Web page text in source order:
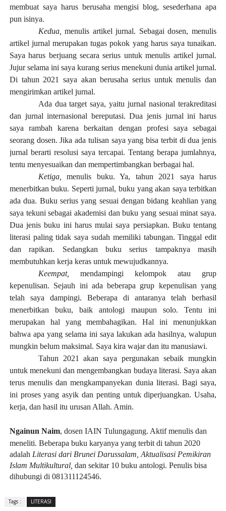
membuat saya harus berusaha mengisi blog, sesederhana apa
pun isinya.
Kedua,menulis artikel jurnal. Sebagai dosen, menulis
artikel jurnal merupakan tugas pokok yang harus saya tunaikan.
Saya harus berjuang secara serius untuk menulis artikel jurnal.
Jujur selama ini saya kurang serius menekuni dunia artikel jurnal.
Di tahun 2021 saya akan berusaha serius untuk menulis dan
mengirimkan artikel jurnal.
Ada dua target saya, yaitu jurnal nasional terakreditasi
dan jurnal internasional bereputasi. Dua jenis jurnal ini harus
saya rambah karena berkaitan dengan profesi saya sebagai
seorang dosen. Jika ada tulisan saya yang bisa terbit di dua jenis
jurnal berarti resolusi saya tercapai. Tentang berapa jumlahnya,
tentu menyesuaikan dan mempertimbangkan berbagai hal.
Ketiga,menulis buku. Ya, tahun 2021 saya harus
menerbitkan buku. Seperti jurnal, buku yang akan saya terbitkan
ada dua. Buku serius yang sesuai dengan bidang keahlian yang
saya tekuni sebagai akademisi dan buku yang sesuai minat saya.
Dua jenis buku ini harus mulai saya persiapkan. Buku tentang
literasi paling tidak saya sudah memiliki tabungan. Tinggal edit
dan rapikan. Sedangkan buku serius tampaknya masih
membutuhkan kerja keras untuk mewujudkannya.
Keempat, mendampingi kelompok atau grup
kepenulisan. Sejauh ini ada beberapa grup kepenulisan yang
telah saya dampingi. Beberapa di antaranya telah berhasil
menerbitkan buku, baik antologi maupun solo. Tentu ini
merupakan hal yang membahagikan. Hal ini menunjukkan
bahwa apa yang selama ini saya lakukan ada hasilnya, walupun
mungkin belum maksimal. Saya kira wajar dan itu manusiawi.
Tahun 2021 akan saya pergunakan sebaik mungkin
untuk menekuni dan mengembangkan budaya literasi. Saya akan
terus menulis dan mengkampanyekan dunia literasi. Bagi saya,
ini proses yang asyik dan penting untuk diperjuangkan. Usaha,
kerja, dan hasil itu urusan Allah. Amin.
Ngainun Naim, dosen IAIN Tulungagung. Aktif menulis dan
meneliti. Beberapa buku karyanya yang terbit di tahun 2020
adalah Literasi dari Brunei Darussalam, Aktualisasi Pemikiran
Islam Multikultural, dan sekitar 10 buku antologi. Penulis bisa
dihubungi di 081311124546.
Tags : LITERASI